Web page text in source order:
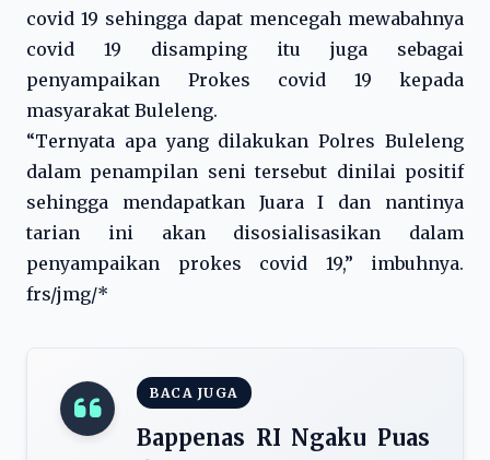
covid 19 sehingga dapat mencegah mewabahnya
covid 19 disamping itu juga sebagai
penyampaikan Prokes covid 19 kepada
masyarakat Buleleng.
“Ternyata apa yang dilakukan Polres Buleleng
dalam penampilan seni tersebut dinilai positif
sehingga mendapatkan Juara I dan nantinya
tarian ini akan disosialisasikan dalam
penyampaikan prokes covid 19,” imbuhnya.
frs/jmg/*
BACA JUGA
Bappenas RI Ngaku Puas